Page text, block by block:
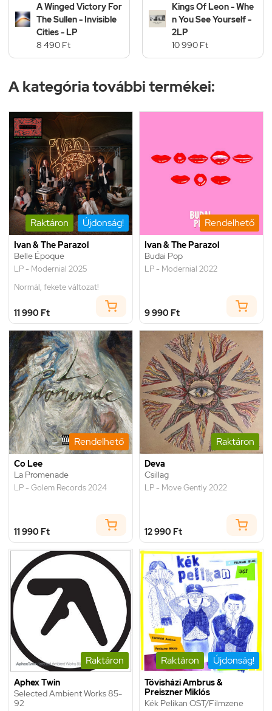
A Winged Victory For
The Sullen - Invisible
Cities - LP
8 490 Ft
Kings Of Leon - Whe
n You See Yourself -
2LP
10 990 Ft
A kategória további termékei:
Raktáron Újdonság!
Ivan & The Parazol
Belle Époque
LP - Modernial 2025
Normál, fekete változat!
11 990 Ft
Rendelhető
Ivan & The Parazol
Budai Pop
LP - Modernial 2022
9 990 Ft
Rendelhető
Co Lee
La Promenade
LP - Golem Records 2024
11 990 Ft
Raktáron
Deva
Csillag
LP - Move Gently 2022
12 990 Ft
Raktáron
Aphex Twin
Selected Ambient Works 85-
92
Raktáron Újdonság!
Tövisházi Ambrus &
Preiszner Miklós
Kék Pelikan OST/Filmzene